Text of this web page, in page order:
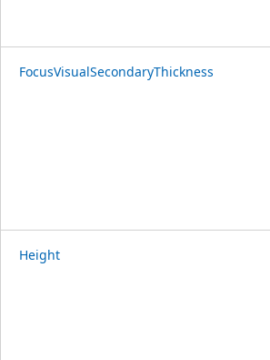
FocusVisualSecondaryThickness
Height